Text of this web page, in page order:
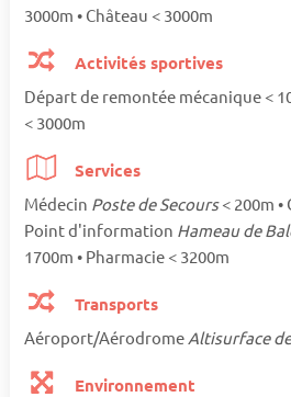
3000m • Château < 3000m
Activités sportives
Départ de remontée mécanique <
< 3000m
Services
Médecin Poste de Secours< 200m
Point d'information Hameau de
1700m • Pharmacie < 3200m
Transports
Aéroport/Aérodrome Altisurface
Environnement